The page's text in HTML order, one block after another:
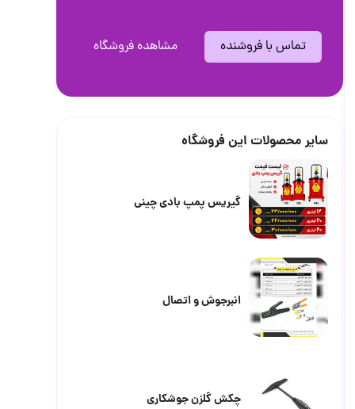
تماس با فروشنده مشاهده فروشگاه
سایر محصولات این فروشگاه
گیریس پمپ بادی چینی
انبرجوش و اتصال
چکش گلزن جوشکاری